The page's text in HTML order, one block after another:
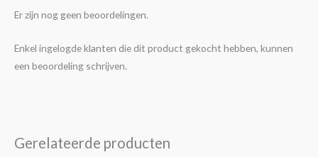
Er zijn nog geen beoordelingen.
Enkel ingelogde klanten die dit product gekocht hebben, kunnen
een beoordeling schrijven.
Gerelateerde producten